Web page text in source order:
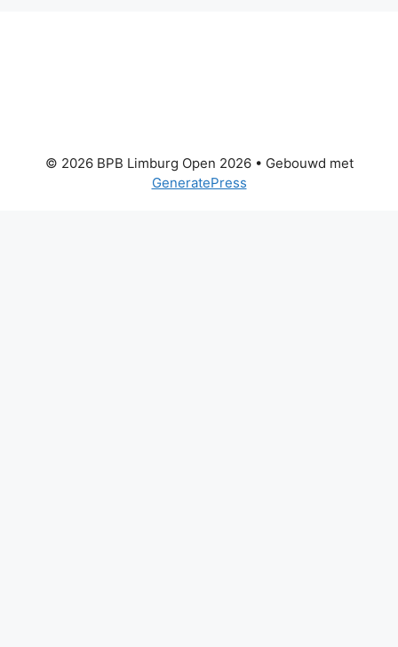
© 2026 BPB Limburg Open 2026• Gebouwd met
GeneratePress